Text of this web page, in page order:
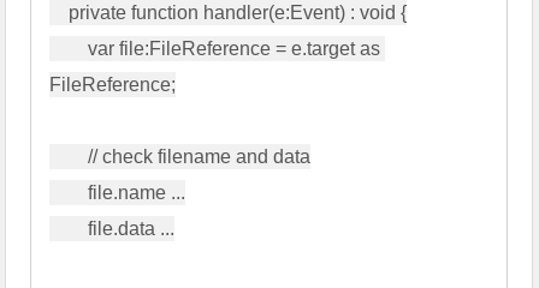
        var file:FileReference = e.target as
FileReference;
        // check filename and data
        file.name ...
        file.data ...